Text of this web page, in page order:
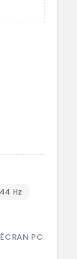
Hz
ÉCRAN PC